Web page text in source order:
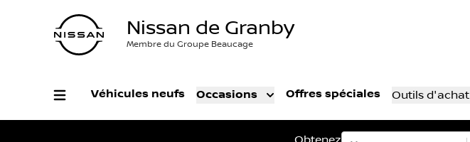
Nissan de Granby
Membre du Groupe Beaucage
Véhicules neufs Occasions Offres spéciales Outils d'achat